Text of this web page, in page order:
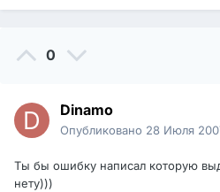
0
Dinamo
Опубликовано 28 Июля
Ты бы ошибку написал которую
нету)))